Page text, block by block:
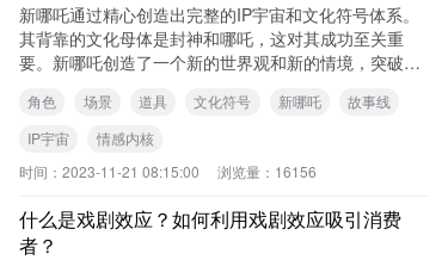
新哪吒通过精心创造出完整的IP宇宙和文化符号体系。
其背靠的文化母体是封神和哪吒，这对其成功至关重
要。新哪吒创造了一个新的世界观和新的情境，突破了
吒
角色 场景 道具 文化符号 新哪吒
故事线
IP宇宙
情感内核
时间： 2023-11-21 08:15:00 浏览量： 16156
什么是戏剧效应？如何利用戏剧效应吸引消费
者？